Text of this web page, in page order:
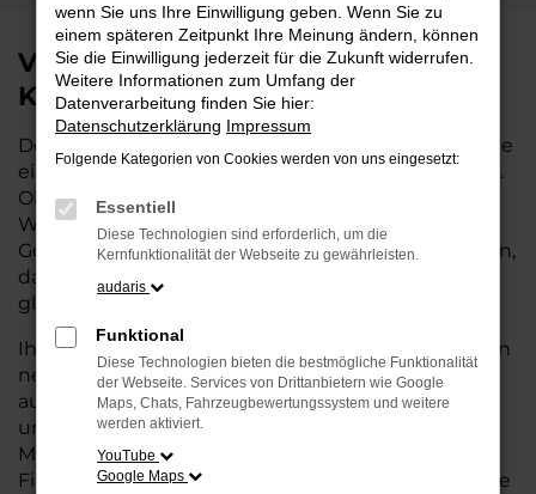
VW Golf Fahrzeuge bei Schmidt +
Koch für Leer
Der VW Golf ist die perfekte Wahl für alle in Leer, die
ein zuverlässiges und modernes Fahrzeug suchen.
Ob für den täglichen Arbeitsweg,
Wochenendausflüge oder lange Reisen, der VW
Golf bietet Komfort, Effizienz und modernes Design,
das sowohl in der Stadt als auch auf dem Land
glänzt.
Ihr VW Autohaus in der Nähe von Leer bietet Ihnen
neben einer breiten Auswahl an VW Fahrzeugen
auch umfassende Beratung und Service. Wir
unterstützen Sie bei der Auswahl des passenden
Modells und bieten maßgeschneiderte
Finanzierungslösungen sowie Leasingoptionen, die
wenn Sie uns Ihre Einwilligung geben. Wenn Sie zu
einem späteren Zeitpunkt Ihre Meinung ändern, können
Sie die Einwilligung jederzeit für die Zukunft widerrufen.
Weitere Informationen zum Umfang der
Datenverarbeitung finden Sie hier:
Datenschutzerklärung Impressum
Folgende Kategorien von Cookies werden von uns eingesetzt:
Essentiell
Diese Technologien sind erforderlich, um die
Kernfunktionalität der Webseite zu gewährleisten.
audaris
Funktional
Diese Technologien bieten die bestmögliche Funktionalität
der Webseite. Services von Drittanbietern wie Google
Maps, Chats, Fahrzeugbewertungssystem und weitere
werden aktiviert.
YouTube
Google Maps